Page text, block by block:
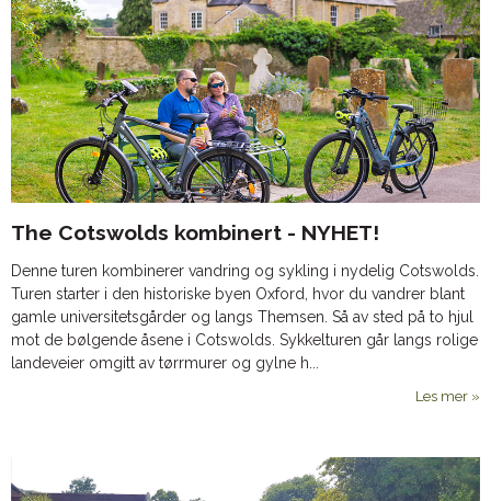
The Cotswolds kombinert - NYHET!
Denne turen kombinerer vandring og sykling i nydelig Cotswolds.
Turen starter i den historiske byen Oxford, hvor du vandrer blant
gamle universitetsgårder og langs Themsen. Så av sted på to hjul
mot de bølgende åsene i Cotswolds. Sykkelturen går langs rolige
landeveier omgitt av tørrmurer og gylne h...
Les mer